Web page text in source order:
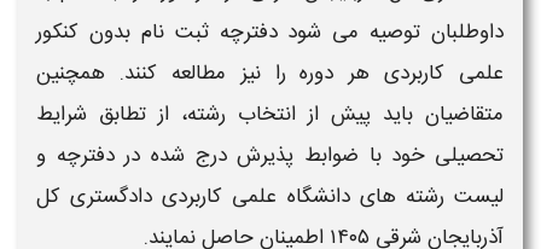
داوطلبان توصیه می شود دفترچهثبت نام بدون کنکور
علمی کاربردیهر دوره را نیز مطالعه کنند. همچنین
متقاضیان باید پیش از انتخاب رشته، از تطابق شرایط
تحصیلی خود با ضوابط پذیرش درج‌ شده در دفترچه و
لیست رشته های دانشگاه علمی کاربردی دادگستری کل
آذربایجان شرقی​ ۱۴۰۵
اطمینان حاصل نمایند.